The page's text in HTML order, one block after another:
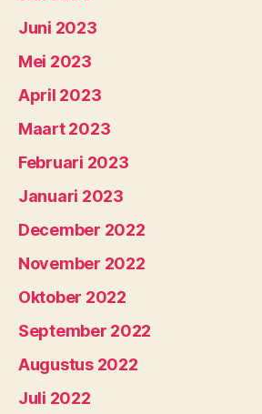
Juni 2023
Mei 2023
April 2023
Maart 2023
Februari 2023
Januari 2023
December 2022
November 2022
Oktober 2022
September 2022
Augustus 2022
Juli 2022